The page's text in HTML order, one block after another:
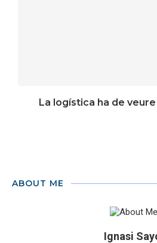
La logística ha de veure
ABOUT ME
Ignasi